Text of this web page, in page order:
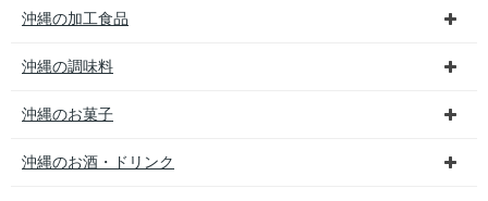
沖縄の加工食品
沖縄の調味料
沖縄のお菓子
沖縄のお酒・ドリンク